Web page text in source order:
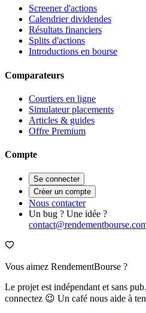
Screener d'actions
Calendrier dividendes
Résultats financiers
Splits d'actions
Introductions en bourse
Comparateurs
Courtiers en ligne
Simulateur placements
Articles & guides
Offre Premium
Compte
Se connecter
Créer un compte
Nous contacter
Un bug ? Une idée ?
Vous aimez RendementBourse ?
Le projet est indépendant et sans
connectez 😉 Un café nous aide à